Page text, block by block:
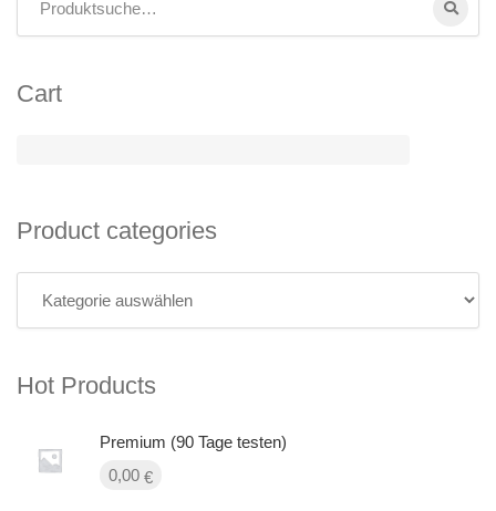
Cart
Product categories
Hot Products
Premium (90 Tage testen)
0,00 €